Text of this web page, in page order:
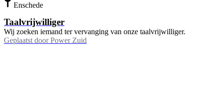
Enschede
Taalvrijwilliger
Wij zoeken iemand ter vervanging van onze taalvrijwilliger.
Geplaatst door Power Zuid